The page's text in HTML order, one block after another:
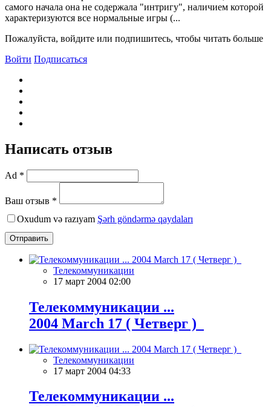
самого начала она не содержала "интригу", наличием которой
характеризуются все нормальные игры (...
Пожалуйста, войдите или подпишитесь, чтобы читать больше
Войти Подписаться
Написать отзыв
Ad *
Ваш отзыв *
Oxudum və razıyam Şərh göndərmə qaydaları
Отправить
Телекоммуникации
17 март 2004 02:00
Телекоммуникации ...
2004 March 17 ( Четверг )
Телекоммуникации
17 март 2004 04:33
Телекоммуникации ...